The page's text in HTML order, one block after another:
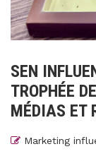
SEN
TROPHÉE
MÉDIAS ET
Marketing